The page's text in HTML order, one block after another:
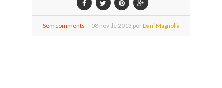
Sem comments 08 nov de2013 porDani Magnolia